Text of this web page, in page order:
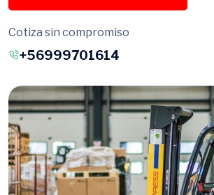
Cotiza sin compromiso
+56999701614